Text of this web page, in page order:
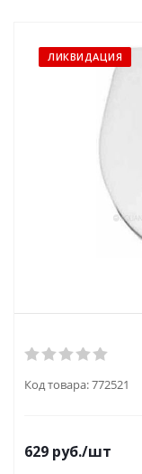
ЛИКВИДАЦИЯ
Код товара:772521
629 руб./шт